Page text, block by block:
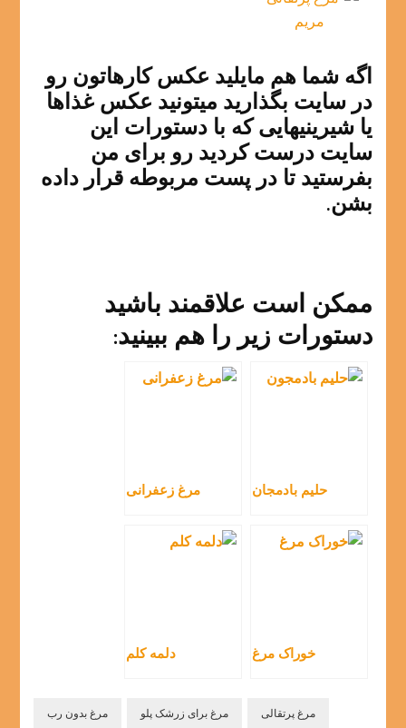
اگه شما هم مایلید عکس کارهاتون رو
در سایت بگذارید میتونید عکس غذاها
یا شیرینیهایی که با دستورات این
سایت درست کردید رو برای من
بفرستید تا در پست مربوطه قرار داده
بشن.
ممکن است علاقمند باشید
دستورات زیر را هم ببینید:
حلیم بادمجان مرغ زعفرانی
خوراک مرغ دلمه کلم
مرغ بدون رب مرغ برای زرشک پلو مرغ پرتقالی